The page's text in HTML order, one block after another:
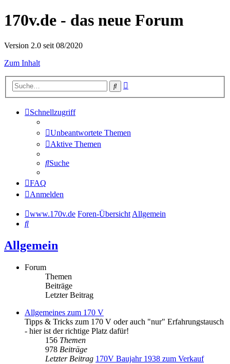
170v.de - das neue Forum
Version 2.0 seit 08/2020
Zum Inhalt
Suche
Schnellzugriff
Unbeantwortete Themen
Aktive Themen
Suche
FAQ
Anmelden
www.170v.de Foren-ÜbersichtAllgemein
Suche
Allgemein
Forum
Themen
Beiträge
Letzter Beitrag
Allgemeines zum 170 V
Tipps & Tricks zum 170 V oder auch "nur" Erfahrungstausch
- hier ist der richtige Platz dafür!
156 Themen
978 Beiträge
Letzter Beitrag 170V Baujahr 1938 zum Verkauf